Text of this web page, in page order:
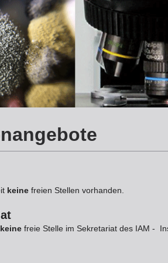
keine freien Stellen vorhanden.
keine freie Stelle im Sekretariat des IAM -